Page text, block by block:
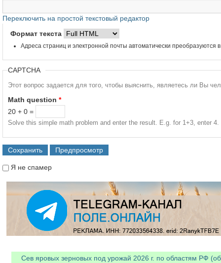
Переключить на простой текстовый редактор
Формат текста
Адреса страниц и электронной почты автоматически преобразуются
CAPTCHA
Этот вопрос задается для того, чтобы выяснить, являетесь ли Вы
Math question *
20 + 0 =
Solve this simple math problem and enter the result. E.g. for 1+3, enter 4.
Я не спамер
Сев яровых зерновых под урожай 2026 г. по областям РФ